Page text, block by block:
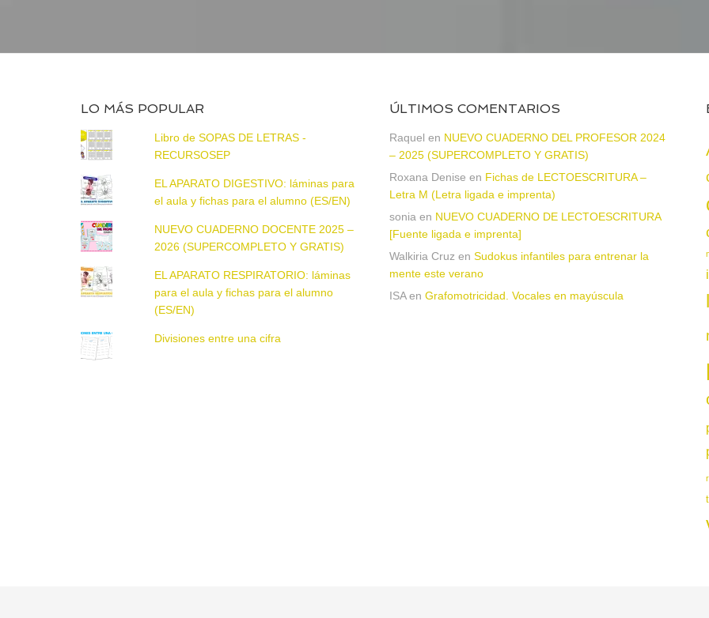
LO MÁS POPULAR
Libro de SOPAS DE LETRAS -
RECURSOSEP
EL APARATO DIGESTIVO: láminas para
el aula y fichas para el alumno (ES/EN)
NUEVO CUADERNO DOCENTE 2025 –
2026 (SUPERCOMPLETO Y GRATIS)
EL APARATO RESPIRATORIO: láminas
para el aula y fichas para el alumno
(ES/EN)
Divisiones entre una cifra
ÚLTIMOS COMENTARIOS
Raquel en NUEVO CUADERNO DEL PROFESOR 2024
– 2025 (SUPERCOMPLETO Y GRATIS)
Roxana Denise en Fichas de LECTOESCRITURA –
Letra M (Letra ligada e imprenta)
sonia en NUEVO CUADERNO DE LECTOESCRITURA
[Fuente ligada e imprenta]
Walkiria Cruz en Sudokus infantiles para entrenar la
mente este verano
ISAen Grafomotricidad. Vocales en mayúscula